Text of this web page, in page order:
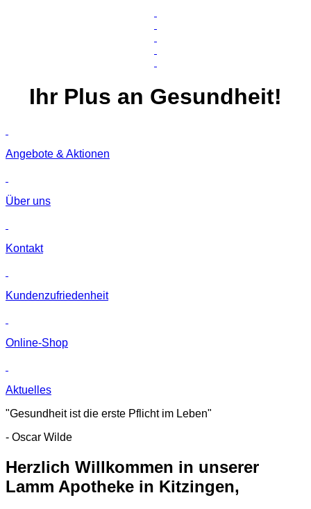
Ihr Plus an Gesundheit!
Angebote & Aktionen
Über uns
Kontakt
Kunden­zufriedenheit
Online-Shop
Aktuelles
"Gesundheit ist die erste Pflicht im Leben"
- Oscar Wilde
Herzlich Willkommen in unserer
Lamm Apotheke in Kitzingen,